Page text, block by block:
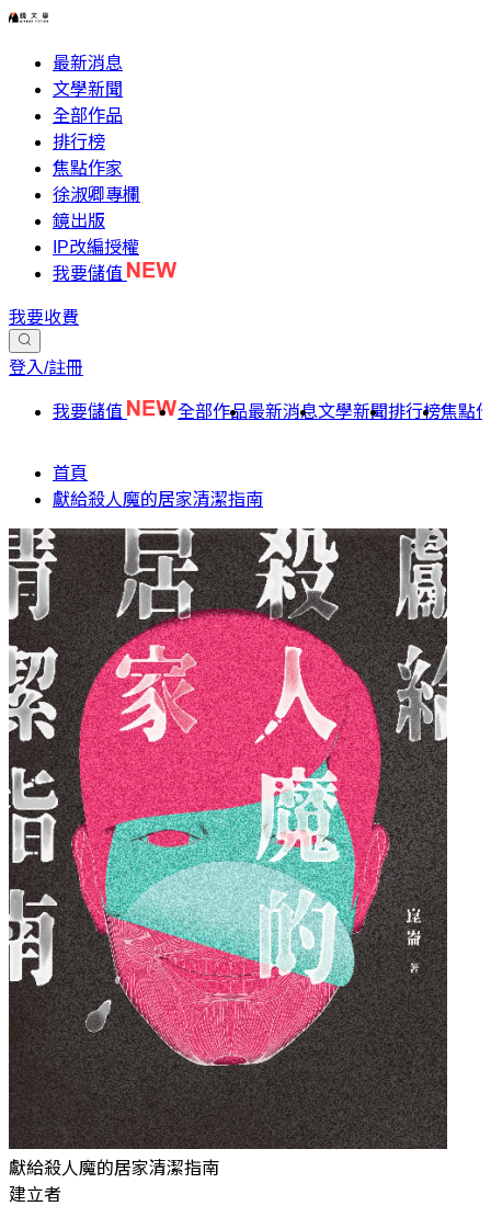
最新消息
文學新聞
全部作品
排行榜
焦點作家
徐淑卿專欄
鏡出版
IP改編授權
我要儲值
我要收費
登入/註冊
我要儲值 全部作品最新消息文學新聞排行榜焦點
首頁
獻給殺人魔的居家清潔指南
獻給殺人魔的居家清潔指南
建立者